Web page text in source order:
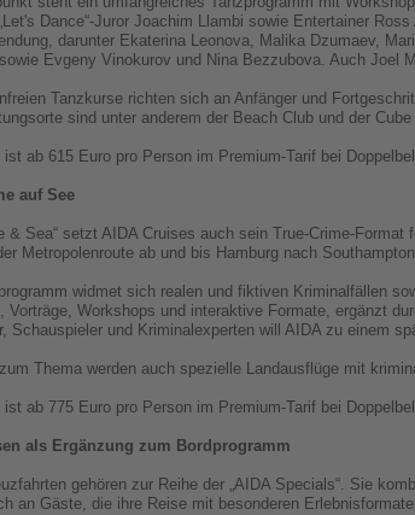
Dance“-Juror Joachim Llambi sowie Entertainer
darunter Ekaterina Leonova, Malika Dzumaev,
Evgeny Vinokurov und Nina Bezzubova. Auch Joel
Tanzkurse richten sich an Anfänger und
sind unter anderem der Beach Club und der
ist ab 615 Euro pro Person im Premium-Tarif bei
auf See
& Sea“ setzt AIDA Cruises auch sein True-Crime-
Metropolenroute ab und bis Hamburg nach
widmet sich realen und fiktiven Kriminalfällen
Vorträge, Workshops und interaktive Formate, ergänzt
Schauspieler und Kriminalexperten will AIDA zu einem
Thema werden auch spezielle Landausflüge mit
ist ab 775 Euro pro Person im Premium-Tarif bei
als Ergänzung zum Bordprogramm
gehören zur Reihe der „AIDA Specials“. Sie
an Gäste, die ihre Reise mit besonderen